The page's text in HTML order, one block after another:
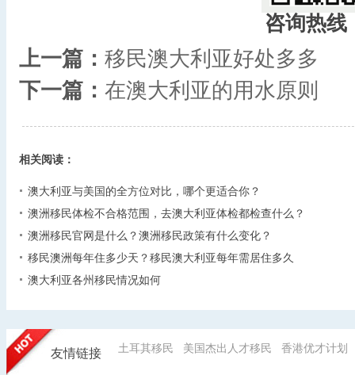
咨询热线
上一篇： 移民澳大利亚好处多多
下一篇： 在澳大利亚的用水原则
相关阅读：
澳大利亚与美国的全方位对比，哪个更适合你？
澳洲移民体检不合格范围，去澳大利亚体检都检查什么？
澳洲移民官网是什么？澳洲移民政策有什么变化？
移民澳洲每年住多少天？移民澳大利亚每年需居住多久
澳大利亚各州移民情况如何
友情链接 土耳其移民 美国杰出人才移民 香港优才计划